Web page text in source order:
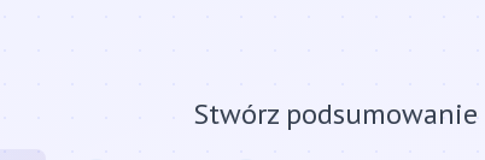
Stwórz podsumowanie